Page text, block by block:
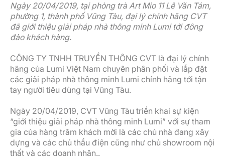
Ngày 20/04/2019, tại phòng trà Art Mio 11 Lê Văn Tám,
phường 1, thành phố Vũng Tàu, đại lý chính hãng CVT
đã giới thiệu giải pháp nhà thông minh Lumi tới đông
đảo khách hàng.
CÔNG TY TNHH TRUYỀN THÔNG CVT là đại lý chính
hãng của Lumi Việt Nam chuyên phân phối và lắp đặt
các giải pháp nhà thông minh Lumi chính hãng tới tận
tay người tiêu dùng tại Vũng Tàu.
Ngày 20/04/2019, CVT Vũng Tàu triển khai sự kiện
“giới thiệu giải pháp nhà thông minh Lumi” với sự tham
gia của hàng trăm khách mời là các chủ nhà đang xây
dựng và các chủ thầu điện cũng như chủ showroom nội
thất và các doanh nhân..